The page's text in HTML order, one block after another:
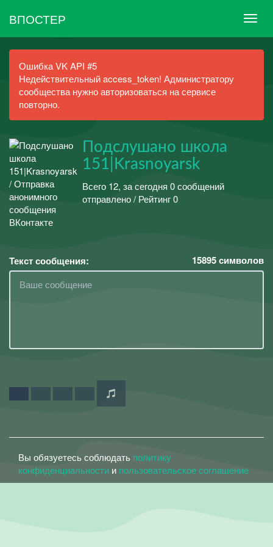
ВПОСТЕР
Ошибка VK API #5
Недействительный access_token! Администратору
сообщества нужно авторизоваться на сервисе
повторно.
Подслушано школа
151|Krasnoyarsk
Всего 12, за сегодня 0 сообщений
отправлено / Рейтинг 0
Текст сообщения: 15895символов
Вы обязуетесь соблюдать политику
конфиденциальности и пользовательское соглашение